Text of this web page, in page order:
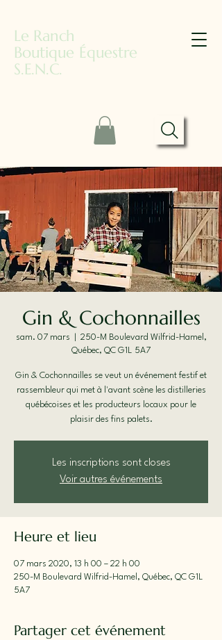
Le Ranch
Boutique Équestre
S.E.N.C.
Gin & Cochonnailles
sam. 07 mars
250-M Boulevard Wilfrid-Hamel,
Québec, QC G1L 5A7
Gin & Cochonnailles se veut un événement festif et
rassembleur qui met à l'avant scène les distilleries
québécoises et les producteurs locaux pour le
plaisir des fins palets.
Les inscriptions sont closes
Voir autres événements
Heure et lieu
07 mars 2020, 13 h 00 – 22 h 00
250-M Boulevard Wilfrid-Hamel, Québec, QC G1L
5A7
Partager cet événement